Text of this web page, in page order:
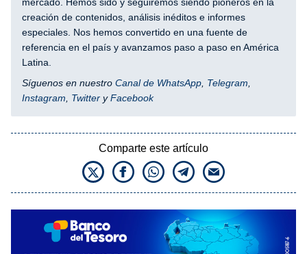
mercado. Hemos sido y seguiremos siendo pioneros en la
creación de contenidos, análisis inéditos e informes
especiales. Nos hemos convertido en una fuente de
referencia en el país y avanzamos paso a paso en América
Latina.
Síguenos en nuestro Canal de WhatsApp, Telegram,
Instagram, Twitter yFacebook
Comparte este artículo